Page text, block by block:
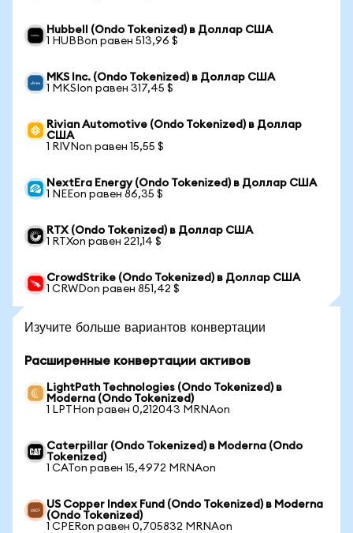
Hubbell (Ondo Tokenized) в Доллар США
1 HUBBon равен 513,96 $
MKS Inc. (Ondo Tokenized) в Доллар США
1 MKSIon равен 317,45 $
Rivian Automotive (Ondo Tokenized) в Доллар
США
1 RIVNon равен 15,55 $
NextEra Energy (Ondo Tokenized) в Доллар США
1 NEEon равен 86,35 $
RTX (Ondo Tokenized) в Доллар США
1 RTXon равен 221,14 $
CrowdStrike (Ondo Tokenized) в Доллар США
1 CRWDon равен 851,42 $
Изучите больше вариантов конвертации
Расширенные конвертации активов
LightPath Technologies (Ondo Tokenized) в
Moderna (Ondo Tokenized)
1 LPTHon равен 0,212043 MRNAon
Caterpillar (Ondo Tokenized) в Moderna (Ondo
Tokenized)
1 CATon равен 15,4972 MRNAon
US Copper Index Fund (Ondo Tokenized) в Moderna
(Ondo Tokenized)
1 CPERon равен 0,705832 MRNAon